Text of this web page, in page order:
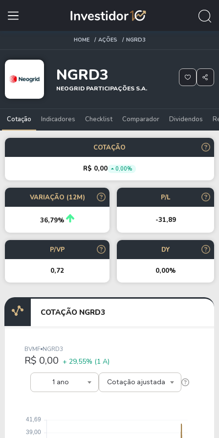
HOME AÇÕES NGRD3
NGRD3
NEOGRID PARTICIPAÇÕES S.A.
Cotação Indicadores Checklist Comparador Dividendos
COTAÇÃO
R$ 0,00 0,00%
VARIAÇÃO (12M)
36,79%
P/L
-31,89
P/VP
0,72
DY
0,00%
COTAÇÃO NGRD3
1 ano
BVMF NGRD3
R$ 0,00 + 29,55% (1 A)
Cotação ajustada